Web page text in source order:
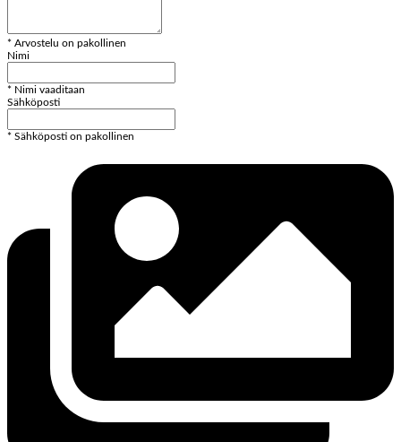
* Arvostelu on pakollinen
Nimi
* Nimi vaaditaan
Sähköposti
* Sähköposti on pakollinen